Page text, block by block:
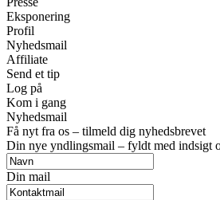
Eksponering
Profil
Nyhedsmail
Affiliate
Send et tip
Log på
Kom i gang
Nyhedsmail
Få nyt fra os – tilmeld dig nyhedsbrevet
Din nye yndlingsmail – fyldt med indsigt
Din mail